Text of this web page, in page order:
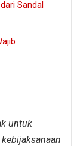
Sandal
untuk